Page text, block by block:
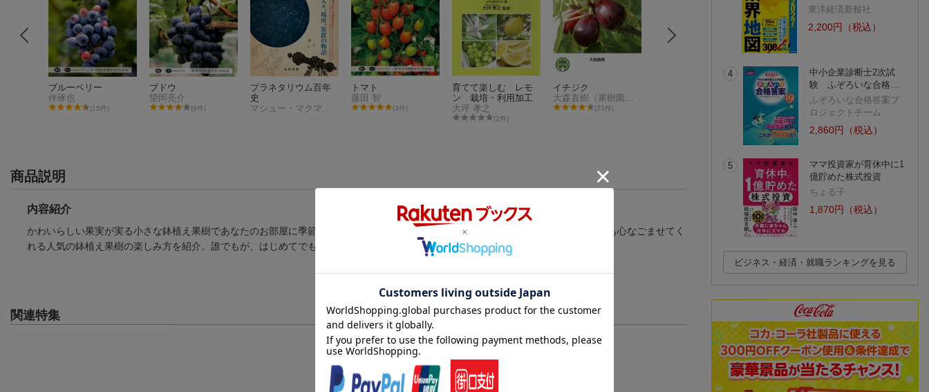
ブルーベリー
伴琢也
(15件)
ブドウ
望岡亮介
(9件)
プラネタリウム百年
史
トマト
藤田 智
(3件)
育てて楽しむ レモ
ン 栽培・利用加工
大坪 孝之
(2件)
イチジク
(23件)
家庭でできるおいし
いブドウづくり12か
大森直樹（果樹園芸研究家）
超わかりやすい
るちゃんの 果樹
せん定完全攻略
鶴 竣之祐
商品説明
内容紹介
かわいらしい果実が実る小さな鉢植え果樹であなたのお部屋に季節を取り込んでみませんか？ 果実の収穫ができ、インテリアとしても心なごませてく
れる人気の鉢植え果樹の楽しみ方を紹介。誰でもが、はじめてでも簡単に果樹のある生活を満喫できます。
関連特集
東洋経済新報社
2,200円（税込）
4
中小企業診断士2次試
験 ふぞろいな合格…
ふぞろいな合格答案プ
ロジェクトチーム
2,860円（税込）
5
ママ投資家が育休中に1
億貯めた株式投資
ちょる子
1,870円（税込）
ビジネス・経済・就職ランキングを見る